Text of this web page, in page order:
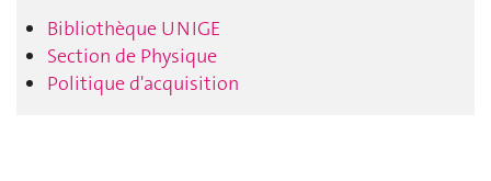
Bibliothèque UNIGE
Section de Physique
Politique d'acquisition